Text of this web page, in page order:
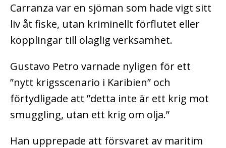
Carranza var en sjöman som hade vigt sitt
liv åt fiske, utan kriminellt förflutet eller
kopplingar till olaglig verksamhet.
Gustavo Petro varnade nyligen för ett
”nytt krigsscenario i Karibien” och
förtydligade att ”detta inte är ett krig mot
smuggling, utan ett krig om olja.”
Han upprepade att försvaret av maritim